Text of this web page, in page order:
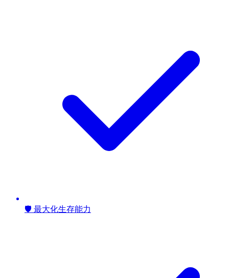
🛡️ 最大化生存能力